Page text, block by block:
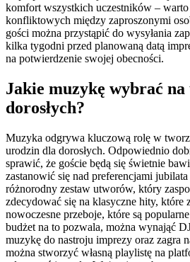
komfort wszystkich uczestników –
konfliktowych między zaproszonymi
gości można przystąpić do wysyłania
kilka tygodni przed planowaną datą
na potwierdzenie swojej obecności.
Jakie muzykę wybrać
dorosłych?
Muzyka odgrywa kluczową rolę w
urodzin dla dorosłych. Odpowiednio
sprawić, że goście będą się świetnie
zastanowić się nad preferencjami
różnorodny zestaw utworów, który
zdecydować się na klasyczne hity, które
nowoczesne przeboje, które są
budżet na to pozwala, można wynająć
muzykę do nastroju imprezy oraz zagra
można stworzyć własną playlistę na